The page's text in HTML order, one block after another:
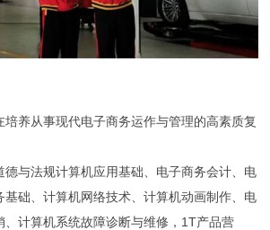
养从事现代电子商务运作与管理的高素质复
德与法规计算机应用基础、电子商务会计、电
基础、计算机网络技术、计算机动画制作、电
、计算机系统故障诊断与维修，1T产品营